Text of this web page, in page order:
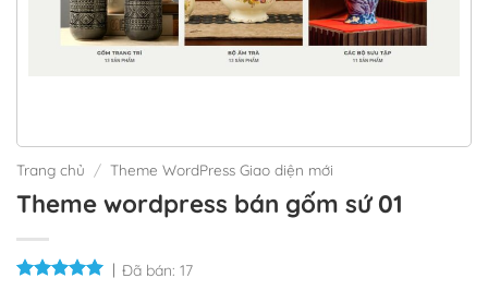
Trang chủ / Theme WordPress Giao diện mới
Theme wordpress bán gốm sứ 01
Đã bán: 17